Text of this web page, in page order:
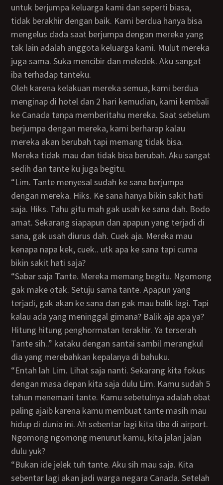
untuk berjumpa keluarga kami dan seperti biasa,
tidak berakhir dengan baik. Kami berdua hanya bisa
mengelus dada saat berjumpa dengan mereka yang
tak lain adalah anggota keluarga kami. Mulut mereka
juga sama. Suka mencibir dan meledek. Aku sangat
iba terhadap tanteku.
Oleh karena kelakuan mereka semua, kami berdua
menginap di hotel dan 2 hari kemudian, kami kembali
ke Canada tanpa memberitahu mereka. Saat sebelum
berjumpa dengan mereka, kami berharap kalau
mereka akan berubah tapi memang tidak bisa.
Mereka tidak mau dan tidak bisa berubah. Aku sangat
sedih dan tante ku juga begitu.
“Lim. Tante menyesal sudah ke sana berjumpa
dengan mereka. Hiks. Ke sana hanya bikin sakit hati
saja. Hiks. Tahu gitu mah gak usah ke sana dah. Bodo
amat. Sekarang siapapun dan apapun yang terjadi di
sana, gak usah diurus dah. Cuek aja. Mereka mau
kenapa napa kek, cuek.. utk apa ke sana tapi cuma
bikin sakit hati saja?
“Sabar saja Tante. Mereka memang begitu. Ngomong
gak make otak. Setuju sama tante. Apapun yang
terjadi, gak akan ke sana dan gak mau balik lagi. Tapi
kalau ada yang meninggal gimana? Balik aja apa ya?
Hitung hitung penghormatan terakhir. Ya terserah
Tante sih..” kataku dengan santai sambil merangkul
dia yang merebahkan kepalanya di bahuku.
“Entah lah Lim. Lihat saja nanti. Sekarang kita fokus
dengan masa depan kita saja dulu Lim. Kamu sudah 5
tahun menemani tante. Kamu sebetulnya adalah obat
paling ajaib karena kamu membuat tante masih mau
hidup di dunia ini. Ah sebentar lagi kita tiba di airport.
Ngomong ngomong menurut kamu, kita jalan jalan
dulu yuk?
“Bukan ide jelek tuh tante. Aku sih mau saja. Kita
sebentar lagi akan jadi warga negara Canada. Setelah